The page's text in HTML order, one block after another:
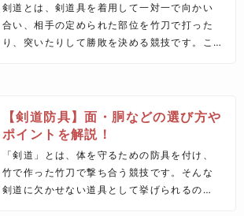
剣道とは、剣道具を着用して一対一で向かい
合い、相手の定められた部位を竹刀で打った
り、突いたりして勝敗を決める競技です。こ
【剣道防具】面・胴などの選び方や
ポイントを解説！
「剣道」とは、体を守るための防具を付け、
竹で作った竹刀で撃ち合う競技です。そんな
剣道に欠かせない道具として挙げられるの